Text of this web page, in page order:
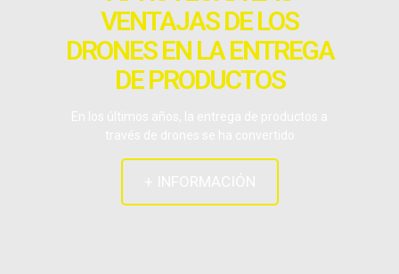
VENTAJAS DE LOS
DRONES EN LA ENTREGA
DE PRODUCTOS